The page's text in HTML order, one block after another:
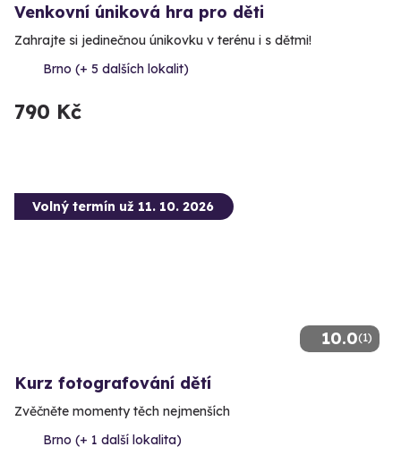
Venkovní úniková hra pro děti
Zahrajte si jedinečnou únikovku v terénu i s dětmi!
Brno (+ 5 dalších lokalit)
790 Kč
10.0(1)
Volný termín už 11. 10. 2026
Kurz fotografování dětí
Zvěčněte momenty těch nejmenších
Brno (+ 1 další lokalita)